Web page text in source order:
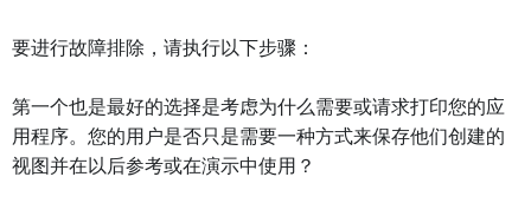
要进行故障排除，请执行以下步骤：
第一个也是最好的选择是考虑为什么需要或请求打印您的应
用程序。您的用户是否只是需要一种方式来保存他们创建的
视图并在以后参考或在演示中使用？